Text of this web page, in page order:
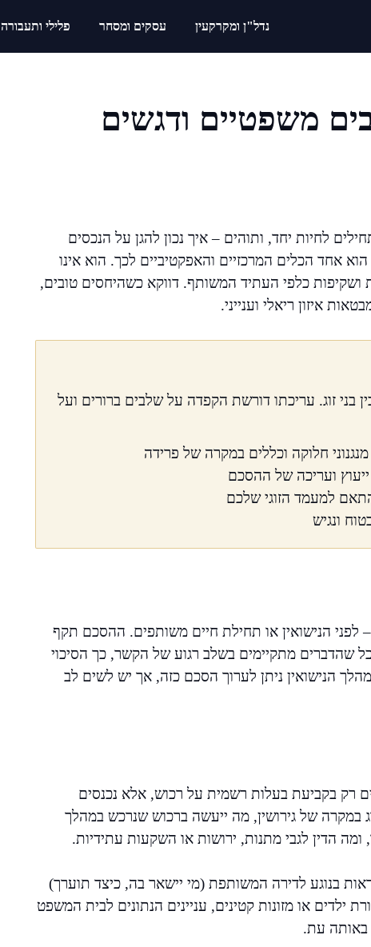
נדל"ן ומקרקעין עסקים ומסחר פלילי ותעבורה
משפטיים ודגשים
לחיות יחד, ותוהים – איך נכון להגן על הנכסים
אחד הכלים המרכזיים והאפקטיביים לכך. הוא אינו
כלפי העתיד המשותף. דווקא כשהיחסים טובים,
איזון ריאלי וענייני.
בני זוג. עריכתו דורשת הקפדה על שלבים ברורים ועל
חלוקה וכללים במקרה של פרידה
ועריכה של ההסכם
למעמד הזוגי שלכם
ונגיש
לפני הנישואין או תחילת חיים משותפים. ההסכם תקף
ככל שהדברים מתקיימים בשלב רגוע של הקשר, כך הסיכוי
הנישואין ניתן לערוך הסכם כזה, אך יש לשים לב
רק בקביעת בעלות רשמית על רכוש, אלא נכנסים
במקרה של גירושין, מה ייעשה ברכוש שנרכש במהלך
ומה הדין לגבי מתנות, ירושות או השקעות עתידיות.
בנוגע לדירה המשותפת (מי יישאר בה, כיצד תוערך)
ילדים או מזונות קטינים, עניינים הנתונים לבית המשפט
באותה עת.